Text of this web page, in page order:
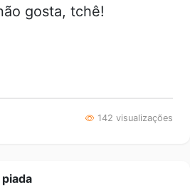
gosta, tchê!
142 visualizações